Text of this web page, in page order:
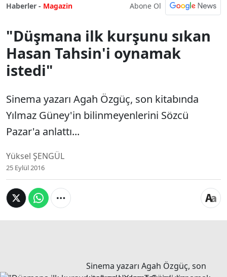
Haberler - Magazin Abone Ol
"Düşmana ilk kurşunu sıkan
Hasan Tahsin'i oynamak
istedi"
Sinema yazarı Agah Özgüç, son kitabında
Yılmaz Güney'in bilinmeyenlerini Sözcü
Pazar'a anlattı...
Yüksel ŞENGÜL
25 Eylül 2016
Sinema yazarı Agah Özgüç, son